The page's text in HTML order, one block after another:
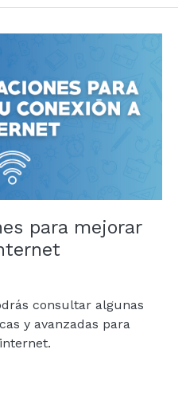
para mejorar
consultar algunas
y avanzadas para